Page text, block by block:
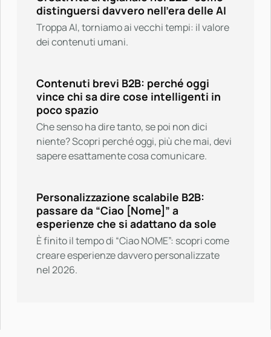
distinguersi davvero nell’era delle AI
Troppa AI, torniamo ai vecchi tempi: il valore
dei contenuti umani.
Contenuti brevi B2B: perché oggi
vince chi sa dire cose intelligenti in
poco spazio
Che senso ha dire tanto, se poi non dici
niente? Scopri perché oggi, più che mai, devi
sapere esattamente cosa comunicare.
Personalizzazione scalabile B2B:
passare da “Ciao [Nome]” a
esperienze che si adattano da sole
È finito il tempo di “Ciao NOME”: scopri come
creare esperienze davvero personalizzate
nel 2026.